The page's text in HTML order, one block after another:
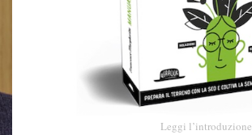
Leggi l’introduzione